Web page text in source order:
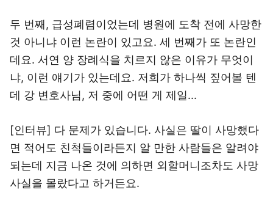
두 번째, 급성폐렴이었는데 병원에 도착 전에 사망한
것 아니냐 이런 논란이 있고요. 세 번째가 또 논란인
데요. 서연 양 장례식을 치르지 않은 이유가 무엇이
냐, 이런 얘기가 있는데요. 저희가 하나씩 짚어볼 텐
데 강 변호사님, 저 중에 어떤 게 제일...
[인터뷰] 다 문제가 있습니다. 사실은 딸이 사망했다
면 적어도 친척들이라든지 알 만한 사람들은 알려야
되는데 지금 나온 것에 의하면 외할머니조차도 사망
사실을 몰랐다고 하거든요.